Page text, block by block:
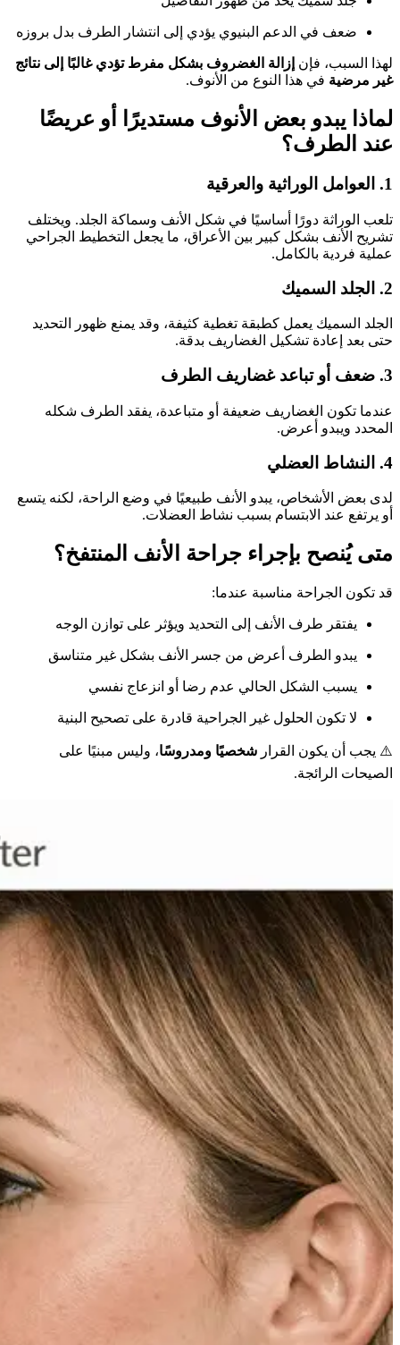
ضعف في الدعم البنيوي يؤدي إلى انتشار الطرف بدل بروزه
لهذا السبب، فإن إزالة الغضروف بشكل مفرط تؤدي غالبًا إلى نتائج
غير مرضية في هذا النوع من الأنوف.
لماذا يبدو بعض الأنوف مستديرًا أو عريضًا
عند الطرف؟
1. العوامل الوراثية والعرقية
تلعب الوراثة دورًا أساسيًا في شكل الأنف وسماكة الجلد. ويختلف
تشريح الأنف بشكل كبير بين الأعراق، ما يجعل التخطيط الجراحي
عملية فردية بالكامل.
2. الجلد السميك
الجلد السميك يعمل كطبقة تغطية كثيفة، وقد يمنع ظهور التحديد
حتى بعد إعادة تشكيل الغضاريف بدقة.
3. ضعف أو تباعد غضاريف الطرف
عندما تكون الغضاريف ضعيفة أو متباعدة، يفقد الطرف شكله
المحدد ويبدو أعرض.
4. النشاط العضلي
لدى بعض الأشخاص، يبدو الأنف طبيعيًا في وضع الراحة، لكنه يتسع
أو يرتفع عند الابتسام بسبب نشاط العضلات.
متى يُنصح بإجراء جراحة الأنف المنتفخ؟
قد تكون الجراحة مناسبة عندما:
يفتقر طرف الأنف إلى التحديد ويؤثر على توازن الوجه
يبدو الطرف أعرض من جسر الأنف بشكل غير متناسق
يسبب الشكل الحالي عدم رضا أو انزعاج نفسي
لا تكون الحلول غير الجراحية قادرة على تصحيح البنية
⚠️ يجب أن يكون القرار شخصيًا ومدروسًا، وليس مبنيًا على
الصيحات الرائجة.